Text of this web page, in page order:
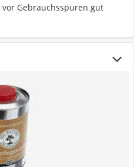
Gebrauchsspuren gut